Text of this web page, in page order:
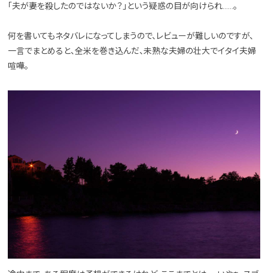
「夫が妻を殺したのではないか？」という疑惑の目が向けられ……。
何を書いてもネタバレになってしまうので、レビューが難しいのですが、
一言でまとめると、全米を巻き込んだ、未熟な夫婦の壮大でイタイ夫婦
喧嘩。